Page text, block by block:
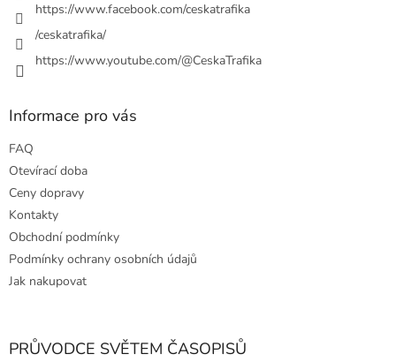
https://www.facebook.com/ceskatrafika
/ceskatrafika/
https://www.youtube.com/@CeskaTrafika
Informace pro vás
FAQ
Otevírací doba
Ceny dopravy
Kontakty
Obchodní podmínky
Podmínky ochrany osobních údajů
Jak nakupovat
PRŮVODCE SVĚTEM ČASOPISŮ